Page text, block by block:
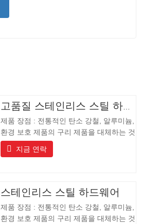
제품 장점 : 전통적인 탄소 강철, 알루미늄,
환경 보호 제품의 구리 제품을 대체하는 것
입니다, 제품은 긴 수명을 가지고 긴 수명,
아름다운 외관, 산 및 알칼리 저항, 내식성.
지금 연락
스테인리스 스틸 하드웨어
제품 장점 : 전통적인 탄소 강철, 알루미늄,
환경 보호 제품의 구리 제품을 대체하는 것